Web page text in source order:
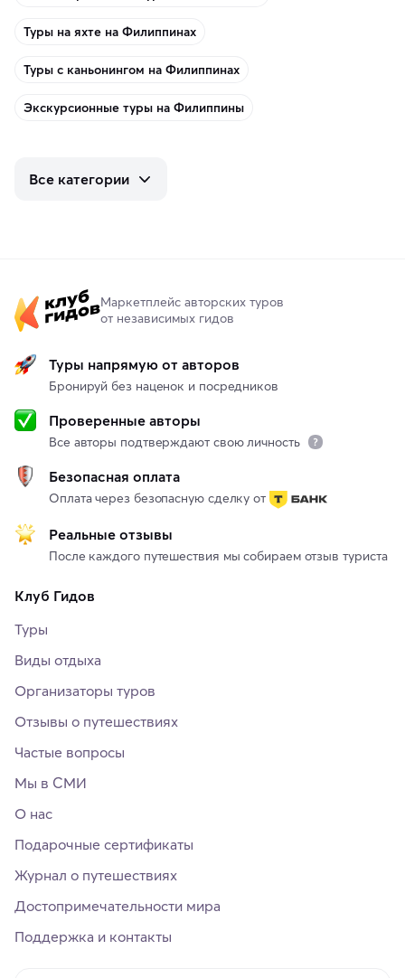
Туры на яхте на Филиппинах
Туры с каньонингом на Филиппинах
Экскурсионные туры на Филиппины
Все категории
Маркетплейс авторских туров
от независимых гидов
Туры напрямую от авторов
Бронируй без наценок и посредников
Проверенные авторы
Все авторы подтверждают свою личность
Безопасная оплата
Оплата через безопасную сделку от
Реальные отзывы
После каждого путешествия мы собираем отзыв туриста
Клуб Гидов
Туры
Виды отдыха
Организаторы туров
Отзывы о путешествиях
Частые вопросы
Мы в СМИ
О нас
Подарочные сертификаты
Журнал о путешествиях
Достопримечательности мира
Поддержка и контакты